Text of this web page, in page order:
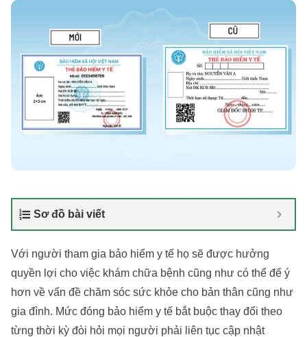
Sơ đồ bài viết
Với người tham gia bảo hiểm y tế họ sẽ được hưởng
quyền lợi cho việc khám chữa bệnh cũng như có thể để ý
hơn về vấn đề chăm sóc sức khỏe cho bản thân cũng như
gia đình. Mức đóng bảo hiểm y tế bắt buộc thay đổi theo
từng thời kỳ đòi hỏi mọi người phải liên tục cập nhật